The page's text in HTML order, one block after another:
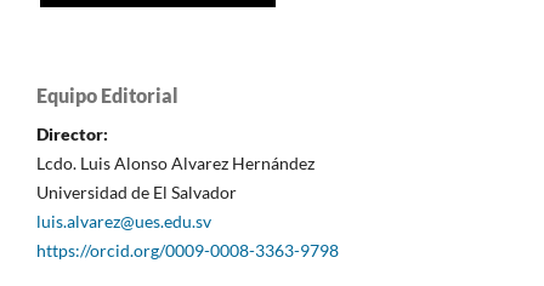
Equipo Editorial
Director:
Lcdo. Luis Alonso Alvarez Hernández
Universidad de El Salvador
luis.alvarez@ues.edu.sv
https://orcid.org/0009-0008-3363-9798